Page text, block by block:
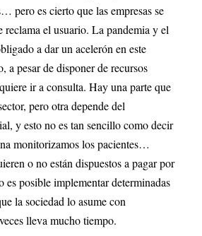
pero es cierto que las empresas se
reclama el usuario. La pandemia y el
a dar un acelerón en este
a pesar de disponer de recursos
ir a consulta. Hay una parte que
pero otra depende del
y esto no es tan sencillo como decir
monitorizamos los pacientes…
o no están dispuestos a pagar por
es posible implementar determinadas
la sociedad lo asume con
lleva mucho tiempo.